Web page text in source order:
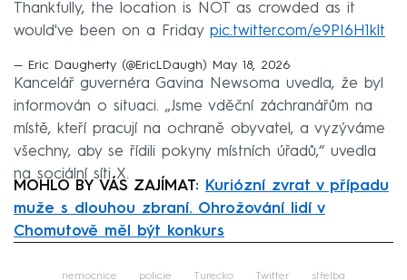
Thankfully, the location is NOT as crowded as it
would've been on a Friday pic.twitter.com/e9PI6H1klt
— Eric Daugherty (@EricLDaugh) May 18, 2026
Kancelář guvernéra Gavina Newsoma uvedla, že byl
informován o situaci. „Jsme vděční záchranářům na
místě, kteří pracují na ochraně obyvatel, a vyzýváme
všechny, aby se řídili pokyny místních úřadů,“ uvedla
na sociální síti X.
MOHLO BY VÁS ZAJÍMAT:
Kuriózní zvrat v případu
muže s dlouhou zbraní. Ohrožování lidí v
Chomutově měl být konkurs
nemocnice policie Turecko Twitter střelba